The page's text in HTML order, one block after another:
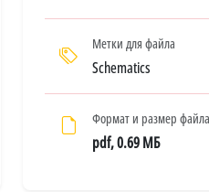
Метки для файла
Schematics
Формат и размер файла
pdf, 0.69 МБ